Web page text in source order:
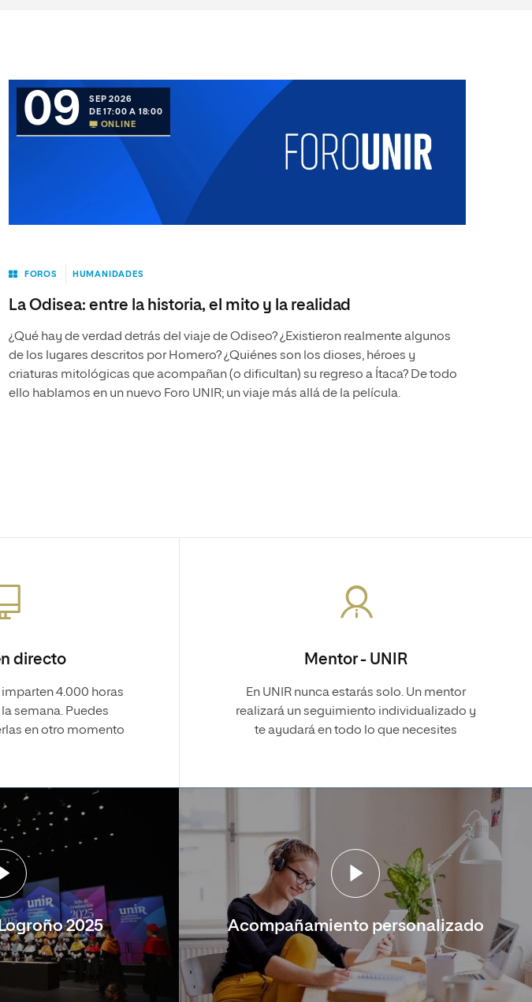
09
SEP 2026
DE 17:00 A 18:00
ONLINE
FOROS HUMANIDADES
La Odisea: entre la historia, el mito y la realidad
¿Qué hay de verdad detrás del viaje de Odiseo? ¿Existieron realmente algunos
de los lugares descritos por Homero? ¿Quiénes son los dioses, héroes y
criaturas mitológicas que acompañan (o dificultan) su regreso a Ítaca? De todo
ello hablamos en un nuevo Foro UNIR; un viaje más allá de la película.
directo
4.000 horas
semana. Puedes
en otro momento
Mentor - UNIR
En UNIR nunca estarás solo. Un mentor
realizará un seguimiento individualizado y
te ayudará en todo lo que necesites
2025 Acompañamiento personalizado